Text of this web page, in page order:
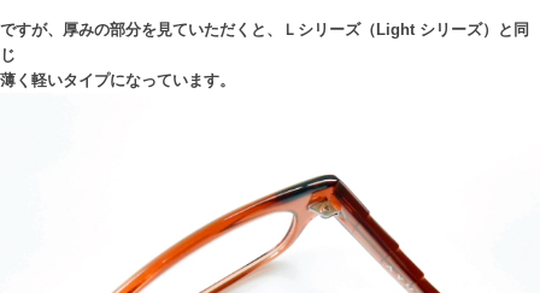
ですが、厚みの部分を見ていただくと、Ｌシリーズ（Light シリーズ）と同
じ
薄く軽いタイプになっています。